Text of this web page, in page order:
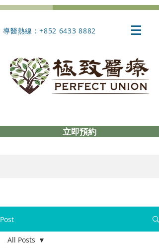
導醫熱線 : +852 6433 8882
立即預約
Post
All Posts